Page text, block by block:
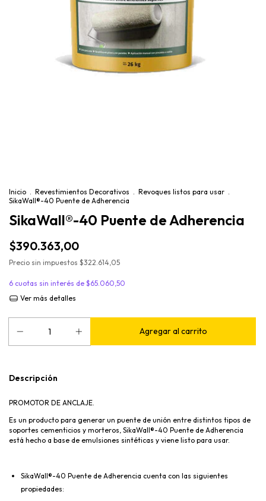
Inicio Revestimientos Decorativos Revoques listos para usar
SikaWall®-40 Puente de Adherencia
SikaWall®-40 Puente de Adherencia
$390.363,00
Precio sin impuestos $322.614,05
6 cuotas sin interés de $65.060,50
Ver más detalles
Descripción
PROMOTOR DE ANCLAJE.
Es un producto para generar un puente de unión entre distintos tipos de
soportes cementicios y morteros, SikaWall®-40 Puente de Adherencia
está hecho a base de emulsiones sintéticas y viene listo para usar.
SikaWall®-40 Puente de Adherencia cuenta con las siguientes
propiedades: